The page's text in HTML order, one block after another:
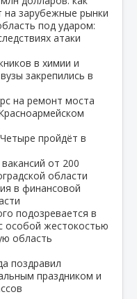
на зарубежные рынки
под ударом:
атаки
в химии и
закрепились в
на ремонт моста
пройдёт в
от 200
области
в финансовой
подозревается в
особой жестокостью
область
поздравил
праздником и